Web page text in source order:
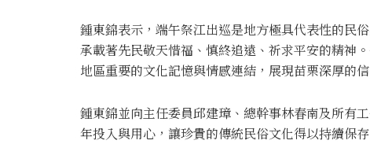
鍾東錦表示，端午祭江出巡是地方極具代表性的民
承載著先民敬天惜福、慎終追遠、祈求平安的精神
地區重要的文化記憶與情感連結，展現苗栗深厚的
鍾東錦並向主任委員邱建璋、總幹事林春南及所有
年投入與用心，讓珍貴的傳統民俗文化得以持續保